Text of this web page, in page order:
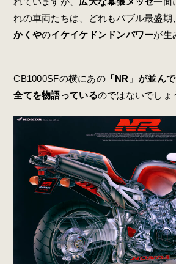
れの車両たちは、どれもバブル最盛期、
かくやのイケイケドンドンパワーが生
CB1000SFの横にあの「NR」が並ん
全てを物語っているのではないでしょ